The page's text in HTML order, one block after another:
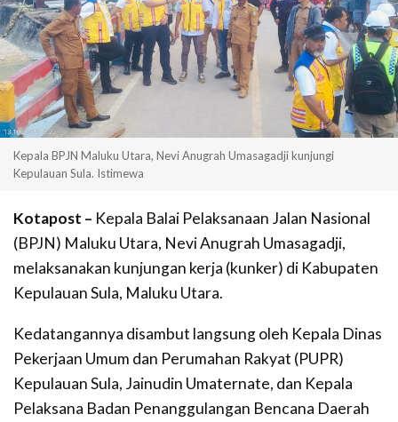
Kepala BPJN Maluku Utara, Nevi Anugrah Umasagadji kunjungi
Kepulauan Sula. Istimewa
Kotapost – Kepala Balai Pelaksanaan Jalan Nasional
(BPJN) Maluku Utara, Nevi Anugrah Umasagadji,
melaksanakan kunjungan kerja (kunker) di Kabupaten
Kepulauan Sula, Maluku Utara.
Kedatangannya disambut langsung oleh Kepala Dinas
Pekerjaan Umum dan Perumahan Rakyat (PUPR)
Kepulauan Sula, Jainudin Umaternate, dan Kepala
Pelaksana Badan Penanggulangan Bencana Daerah